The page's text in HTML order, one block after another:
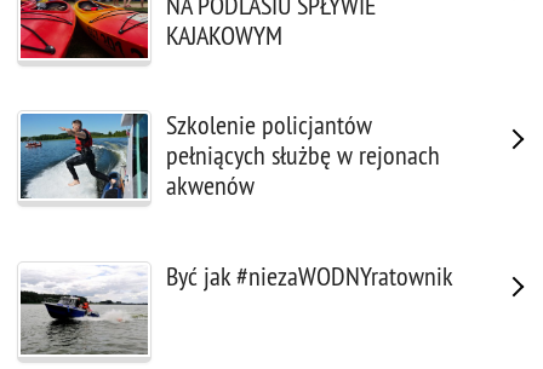
KAJAKOWYM
Szkolenie policjantów
pełniących służbę w rejonach
akwenów
Być jak #niezaWODNYratownik